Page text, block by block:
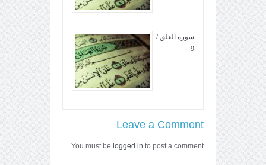
سورة العلق /
9
Leave a Comment
You must be logged in to post a comment.